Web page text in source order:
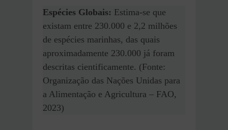
Espécies Globais: Estima-se que
existam entre 230.000 e 2,2 milhões
de espécies marinhas, das quais
aproximadamente 230.000 já foram
descritas cientificamente. (Fonte:
Organização das Nações Unidas para
a Alimentação e Agricultura – FAO,
2023)